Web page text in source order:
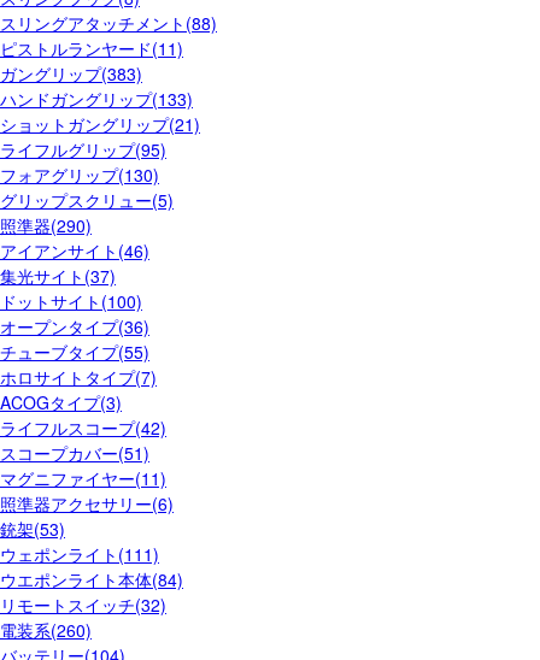
スリングアタッチメント(88)
ピストルランヤード(11)
ガングリップ(383)
ハンドガングリップ(133)
ショットガングリップ(21)
ライフルグリップ(95)
フォアグリップ(130)
グリップスクリュー(5)
照準器(290)
アイアンサイト(46)
集光サイト(37)
ドットサイト(100)
オープンタイプ(36)
チューブタイプ(55)
ホロサイトタイプ(7)
ACOGタイプ(3)
ライフルスコープ(42)
スコープカバー(51)
マグニファイヤー(11)
照準器アクセサリー(6)
銃架(53)
ウェポンライト(111)
ウエポンライト本体(84)
リモートスイッチ(32)
電装系(260)